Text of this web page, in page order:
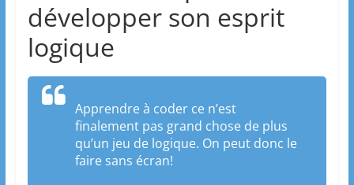
développer son esprit
logique
Apprendre à coder ce n’est
finalement pas grand chose de plus
qu’un jeu de logique. On peut donc le
faire sans écran!